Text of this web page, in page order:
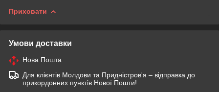
Приховати
Умови доставки
Нова Пошта
Для клієнтів Молдови та Придністров'я – відправка до
прикордонних пунктів Нової Пошти!